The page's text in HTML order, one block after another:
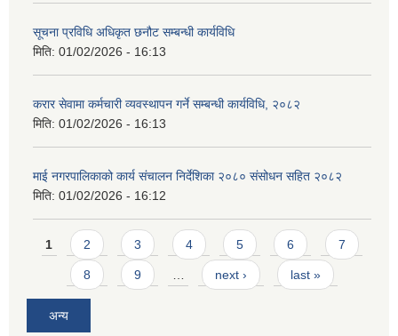
सूचना प्रविधि अधिकृत छनौट सम्बन्धी कार्यविधि
मिति: 01/02/2026 - 16:13
करार सेवामा कर्मचारी व्यवस्थापन गर्ने सम्बन्धी कार्यविधि, २०८२
मिति: 01/02/2026 - 16:13
माई नगरपालिकाको कार्य संचालन निर्देशिका २०८० संसोधन सहित २०८२
मिति: 01/02/2026 - 16:12
Pages
1 2 3 4 5 6 7
8 9 next › last »
अन्य